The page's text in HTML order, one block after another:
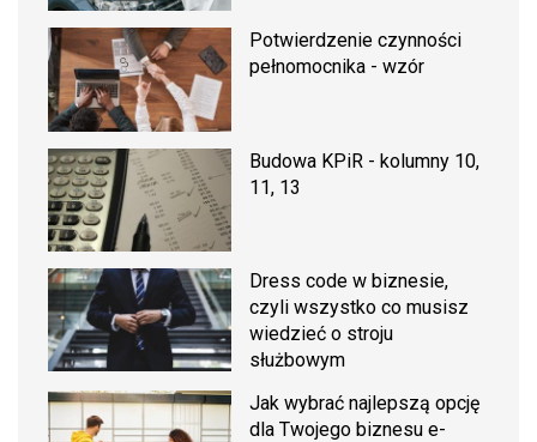
Potwierdzenie czynności
pełnomocnika - wzór
Budowa KPiR - kolumny 10,
11, 13
Dress code w biznesie,
czyli wszystko co musisz
wiedzieć o stroju
służbowym
Jak wybrać najlepszą opcję
dla Twojego biznesu e-